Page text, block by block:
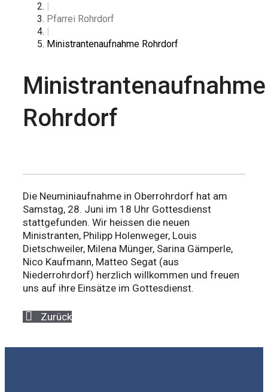
|
Pfarrei Rohrdorf
|
Ministrantenaufnahme Rohrdorf
Ministrantenaufnahme
Rohrdorf
Die Neuminiaufnahme in Oberrohrdorf hat am
Samstag, 28. Juni im 18 Uhr Gottesdienst
stattgefunden. Wir heissen die neuen
Ministranten, Philipp Holenweger, Louis
Dietschweiler, Milena Münger, Sarina Gämperle,
Nico Kaufmann, Matteo Segat (aus
Niederrohrdorf) herzlich willkommen und freuen
uns auf ihre Einsätze im Gottesdienst.
Zurück